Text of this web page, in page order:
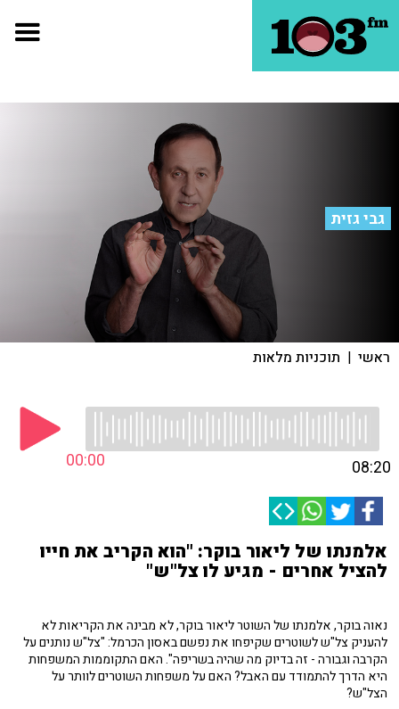
גבי גזית
ראשי | תוכניות מלאות
00:00 08:20
אלמנתו של ליאור בוקר: "הוא הקריב את חייו
להציל אחרים - מגיע לו צל"ש"
נאוה בוקר, אלמנתו של השוטר ליאור בוקר, לא מבינה את הקריאות לא
להעניק צל"ש לשוטרים שקיפחו את נפשם באסון הכרמל: "צל"ש נותנים על
הקרבה וגבורה - זה בדיוק מה שהיה בשריפה". האם התקוממות המשפחות
היא הדרך להתמודד עם האבל? האם על משפחות השוטרים לוותר על
הצל"ש?